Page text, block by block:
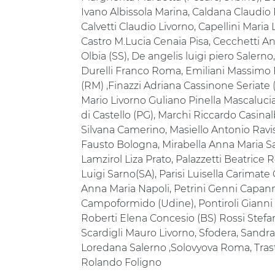
Ivano Albissola Marina, Caldana
Calvetti Claudio Livorno, Capellini Maria
Castro M.Lucia Cenaia Pisa, Cecchetti
Olbia (SS), De angelis luigi piero
Durelli Franco Roma, Emiliani
(RM) ,Finazzi Adriana Cassinone
Mario Livorno Guliano Pinella
di Castello (PG), Marchi Riccardo
Silvana Camerino, Masiello Antonio
Fausto Bologna, Mirabella Anna Maria
Lamzirol Liza Prato, Palazzetti Beatrice
Luigi Sarno(SA), Parisi Luisella
Anna Maria Napoli, Petrini Genni
Campoformido (Udine), Pontiroli
Roberti Elena Concesio (BS) Rossi
Scardigli Mauro Livorno, Sfodera,
Loredana Salerno ,Solovyova Roma,
Rolando Foligno